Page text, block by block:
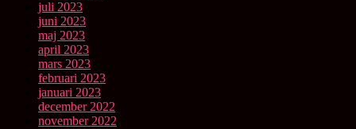
juli 2023
juni 2023
maj 2023
april 2023
mars 2023
februari 2023
januari 2023
december 2022
november 2022